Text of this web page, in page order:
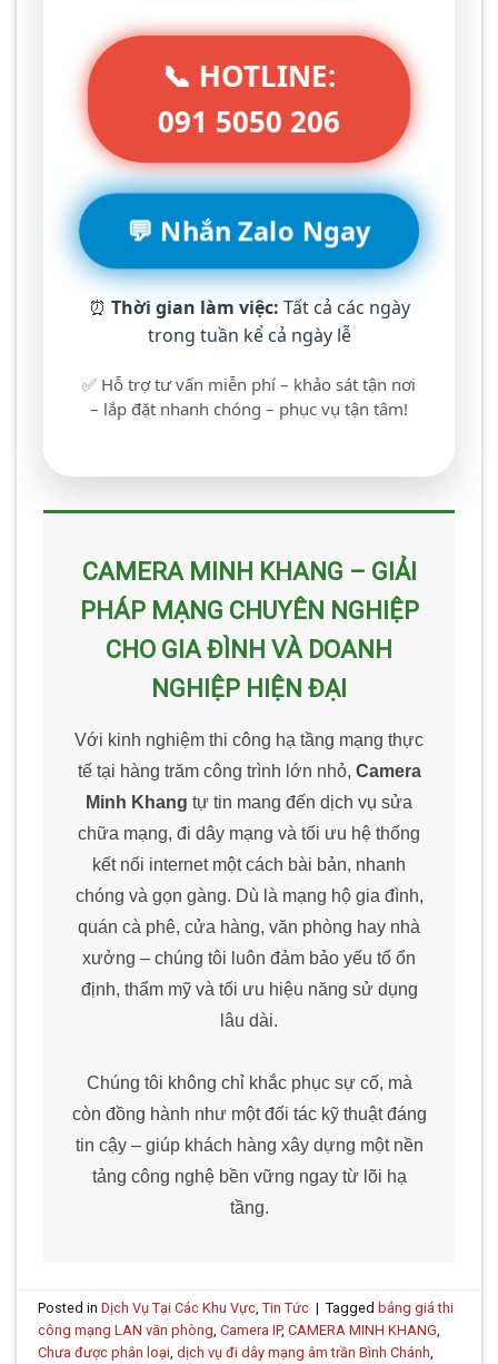
📞 HOTLINE:
091 5050 206
💬 Nhắn Zalo Ngay
⏰ Thời gian làm việc: Tất cả các ngày
trong tuần kể cả ngày lễ
✅ Hỗ trợ tư vấn miễn phí – khảo sát tận nơi
– lắp đặt nhanh chóng – phục vụ tận tâm!
CAMERA MINH KHANG – GIẢI
PHÁP MẠNG CHUYÊN NGHIỆP
CHO GIA ĐÌNH VÀ DOANH
NGHIỆP HIỆN ĐẠI
Với kinh nghiệm thi công hạ tầng mạng thực
tế tại hàng trăm công trình lớn nhỏ, Camera
Minh Khang tự tin mang đến dịch vụ sửa
chữa mạng, đi dây mạng và tối ưu hệ thống
kết nối internet một cách bài bản, nhanh
chóng và gọn gàng. Dù là mạng hộ gia đình,
quán cà phê, cửa hàng, văn phòng hay nhà
xưởng – chúng tôi luôn đảm bảo yếu tố ổn
định, thẩm mỹ và tối ưu hiệu năng sử dụng
lâu dài.
Chúng tôi không chỉ khắc phục sự cố, mà
còn đồng hành như một đối tác kỹ thuật đáng
tin cậy – giúp khách hàng xây dựng một nền
tảng công nghệ bền vững ngay từ lõi hạ
tầng.
Posted inDịch Vụ Tại Các Khu Vực,Tin Tức | Tagged bảng giá thi
công mạng LAN văn phòng,Camera IP,CAMERA MINH KHANG,
Chưa được phân loại,dịch vụ đi dây mạng âm trần Bình Chánh,